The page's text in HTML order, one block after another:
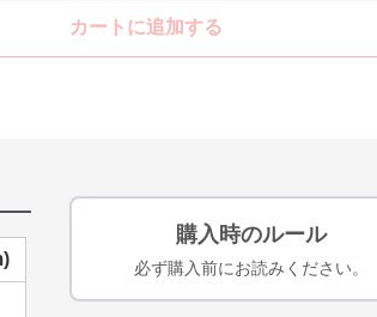
カートに追加する
購入時のルール
必ず購入前にお読みください。